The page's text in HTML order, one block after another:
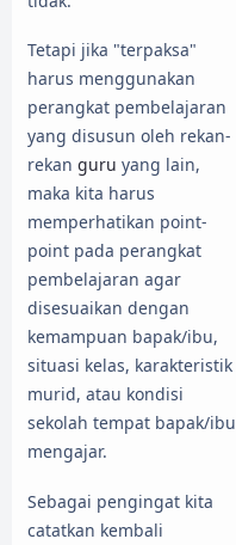
Tetapi jika "terpaksa"
harus menggunakan
perangkat pembelajaran
yang disusun oleh rekan-
rekan guru yang lain,
maka kita harus
memperhatikan point-
point pada perangkat
pembelajaran agar
disesuaikan dengan
kemampuan bapak/ibu,
situasi kelas, karakteristik
murid, atau kondisi
sekolah tempat bapak/ibu
mengajar.
Sebagai pengingat kita
catatkan kembali